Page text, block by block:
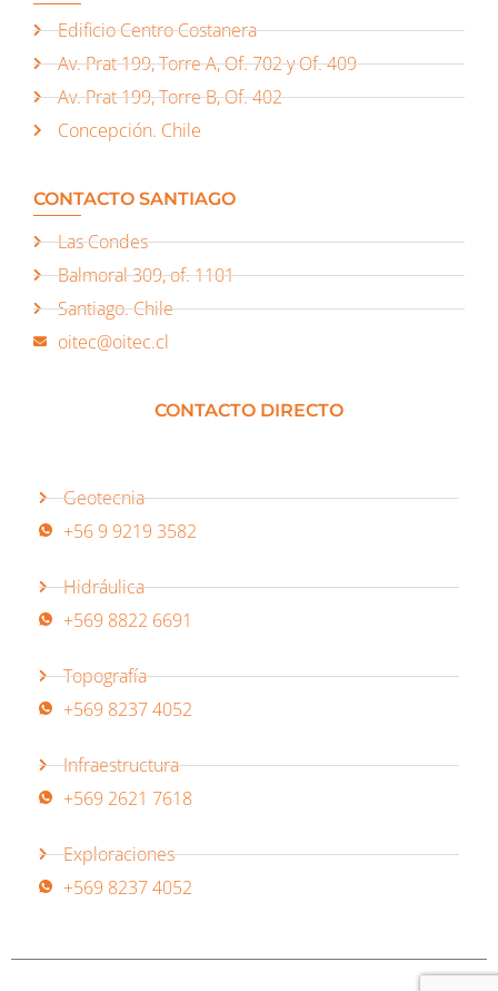
Edificio Centro Costanera
Av. Prat 199, Torre A, Of. 702 y Of. 409
Av. Prat 199, Torre B, Of. 402
Concepción. Chile
CONTACTO SANTIAGO
Las Condes
Balmoral 309, of. 1101
Santiago. Chile
oitec@oitec.cl
CONTACTO DIRECTO
Geotecnia
+56 9 9219 3582
Hidráulica
+569 8822 6691
Topografía
+569 8237 4052
Infraestructura
+569 2621 7618
Exploraciones
+569 8237 4052